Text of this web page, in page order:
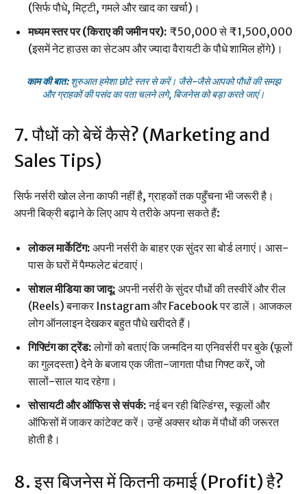
(सिर्फ पौधे, मिट्टी, गमले और खाद का खर्चा)।
मध्यम स्तर पर (किराए की जमीन पर): ₹50,000 से ₹1,500,000
(इसमें नेट हाउस का सेटअप और ज्यादा वैरायटी के पौधे शामिल होंगे)।
काम की बात:शुरुआत हमेशा छोटे स्तर से करें। जैसे-जैसे आपको पौधों की समझ
और ग्राहकों की पसंद का पता चलने लगे, बिजनेस को बड़ा करते जाएं।
7. पौधों को बेचें कैसे? (Marketing and
Sales Tips)
सिर्फ नर्सरी खोल लेना काफी नहीं है, ग्राहकों तक पहुँचना भी जरूरी है।
अपनी बिक्री बढ़ाने के लिए आप ये तरीके अपना सकते हैं:
लोकल मार्केटिंग: अपनी नर्सरी के बाहर एक सुंदर सा बोर्ड लगाएं। आस-
पास के घरों में पैम्फलेट बंटवाएं।
सोशल मीडिया का जादू: अपनी नर्सरी के सुंदर पौधों की तस्वीरें और रील
(Reels) बनाकर Instagram और Facebook पर डालें। आजकल
लोग ऑनलाइन देखकर बहुत पौधे खरीदते हैं।
गिफ्टिंग का ट्रेंड:लोगों को बताएं कि जन्मदिन या एनिवर्सरी पर बुके (फूलों
का गुलदस्ता) देने के बजाय एक जीता-जागता पौधा गिफ्ट करें, जो
सालों-साल याद रहेगा।
सोसायटी और ऑफिस से संपर्क:नई बन रही बिल्डिंग्स, स्कूलों और
ऑफिसों में जाकर कांटेक्ट करें। उन्हें अक्सर थोक में पौधों की जरूरत
होती है।
8. इस बिजनेस में कितनी कमाई (Profit) है?